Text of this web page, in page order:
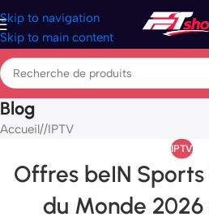
Skip to navigation
Skip to main content
Blog
Accueil/ IPTV
IPTV
Offres beIN Sports
du Monde 2026